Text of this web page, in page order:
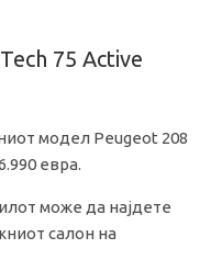
75 Active
модел Peugeot 208
евра.
може да најдете
салон на